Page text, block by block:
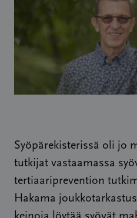
Syöpärekisterissä oli jo
tutkijat vastaamassa
tertiaariprevention
Hakama